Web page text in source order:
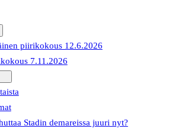
piirikokous 12.6.2026
7.11.2026
Stadin demareissa juuri nyt?